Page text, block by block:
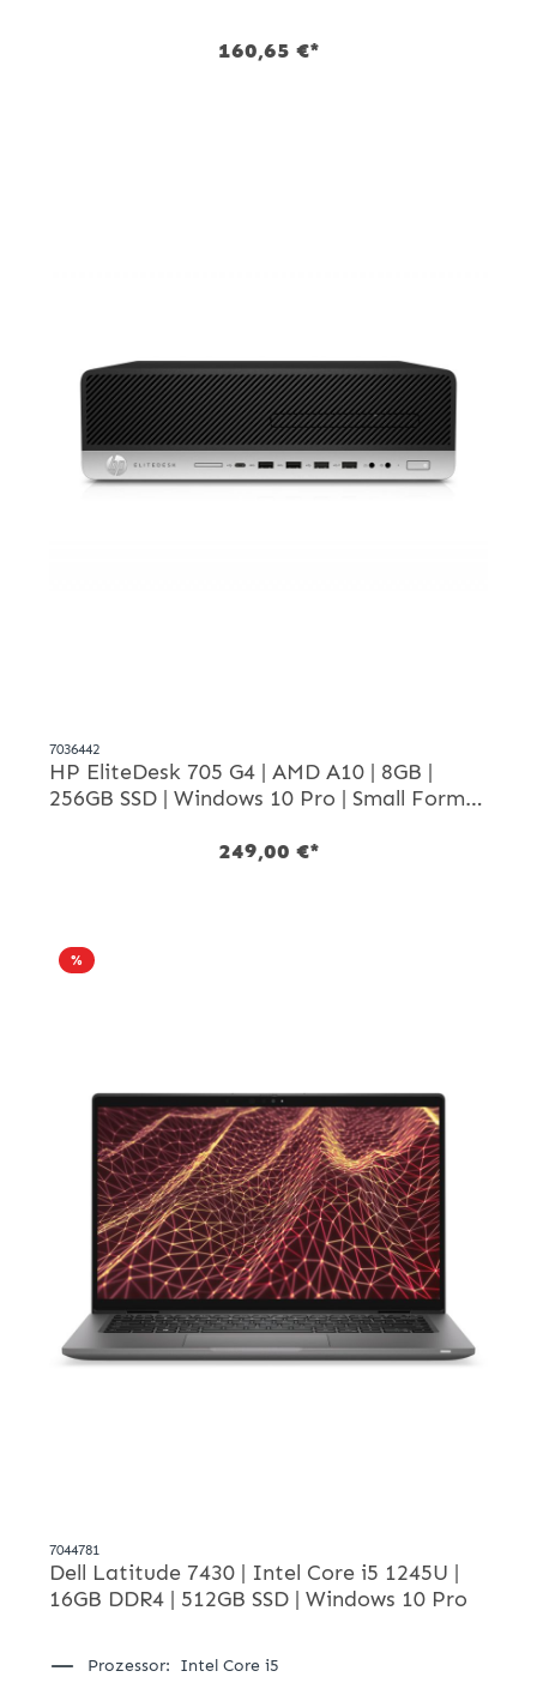
160,65 €*
7036442
HP EliteDesk 705 G4 | AMD A10 | 8GB |
256GB SSD | Windows 10 Pro | Small Form
249,00 €*
%
7044781
Dell Latitude 7430 | Intel Core i5 1245U |
16GB DDR4 | 512GB SSD | Windows 10 Pro
Prozessor: Intel Core i5